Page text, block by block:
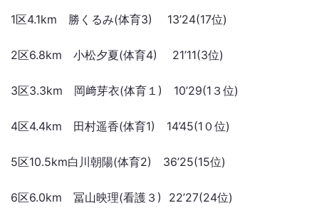
1区4.1km 勝くるみ(体育3) 13’24(17位)
2区6.8km 小松夕夏(体育4) 21’11(3位)
3区3.3km 岡﨑芽衣(体育１) 10’29(1３位)
4区4.4km 田村遥香(体育1) 14’45(1０位)
5区10.5km白川朝陽(体育2) 36’25(15位)
6区6.0km 冨山映理(看護３) 22’27(24位)